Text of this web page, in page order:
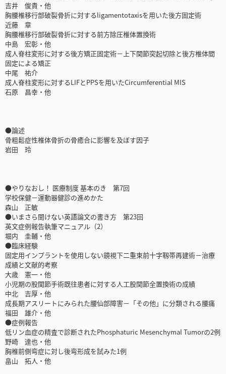
吉井 俊貴・他
胸腰椎移行部破裂骨折に対するligamentotaxisを用いた後方固定術
近藤 章
胸腰椎移行部破裂骨折に対する前方除圧椎体置換術
中島 宏彰・他
成人脊柱変形に対する後方矯正固定術－上下関節突起切除と後方椎体間
固定による矯正
中尾 祐介
成人脊柱変形に対するLIFとPPSを用いたCircumferential MIS
石原 昌幸・他
●論述
骨粗鬆症性椎体骨折の骨癒合に影響を及ぼす因子
岩田 玲
●やりなおし！ 医療制度 基本のき 第7回
学校保健－運動器健診の進めかた
森山 正敏
●いまさら聞けない英語論文の書き方 第23回
英文症例報告執筆マニュアル（2）
堀内 圭輔・他
●臨床経験
固定用インプラントを使用しない鏡視下二重束前十字靱帯再建術－治療
成績と文献的考察
大歳 憲一・他
小児期の股関節手術既往患者に対する人工股関節全置換術の成績
中北 吉厚・他
成長期アスリートにみられた腰仙部障害－「その他」に分類される腰痛
福田 雄介・他
●症例報告
低リン血症の精査で診断されたPhosphaturic Mesenchymal Tumorの2例
野崎 達也・他
胸椎前側弯症に対し後弯形成を試みた1例
畠山 拓人・他